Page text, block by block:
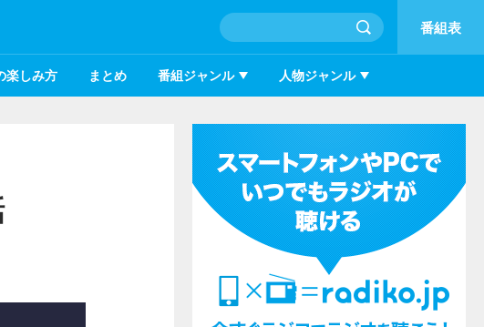
番組表
楽しみ方 まとめ 番組ジャンル 人物ジャンル